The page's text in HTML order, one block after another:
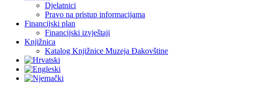
Djelatnici
Pravo na pristup informacijama
Financijski plan
Financijski izvještaji
Knjižnica
Katalog Knjižnice Muzeja Đakovštine